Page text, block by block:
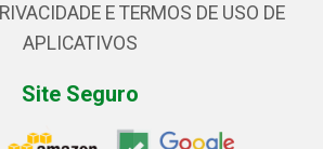
E TERMOS DE USO DE
APLICATIVOS
Site Seguro